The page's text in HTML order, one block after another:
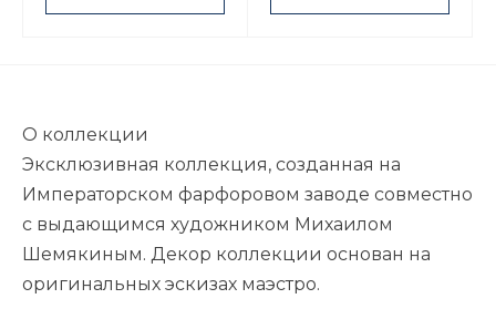
О коллекции
Эксклюзивная коллекция, созданная на
Императорском фарфоровом заводе совместно
с выдающимся художником Михаилом
Шемякиным. Декор коллекции основан на
оригинальных эскизах маэстро.